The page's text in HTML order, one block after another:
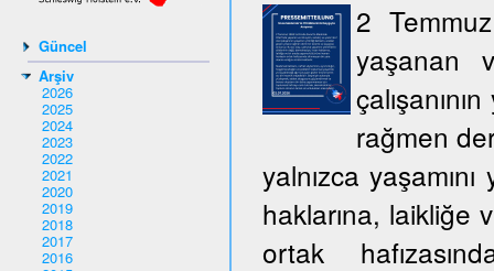
Güncel
Arşiv
2026
2025
2024
2023
2022
2021
2020
2019
2018
2017
2016
2
yaşanan
rağmen
yalnızca
haklarına, laikliğe
ortak